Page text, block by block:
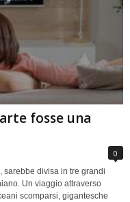
fosse una
0
sarebbe divisa in tre grandi
Un viaggio attraverso
scomparsi, gigantesche